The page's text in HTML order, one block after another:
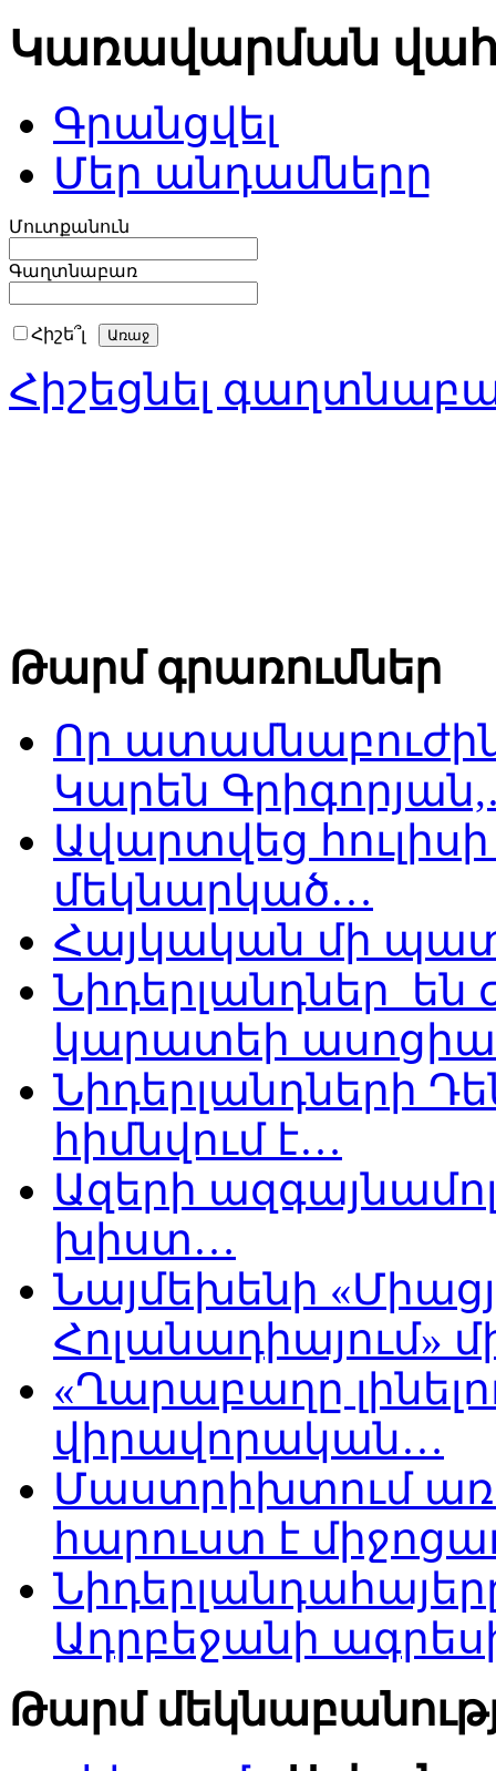
Կառավարման
Գրանցվել
Մեր անդամները
Մուտքանուն
Գաղտնաբառ
Հիշե՞լ
Հիշեցնել
Թարմ գրառումներ
Որ
Կարեն
Ավարտվեց
մեկնարկած…
Հայկական մի
Նիդերլանդներ
կարատեի
Նիդերլանդների
հիմնվում է…
Ազերի
խիստ…
Նայմեխենի
Հոլանադիայում»
«Ղարաբաղը
վիրավորական…
Մաստրիխտում
հարուստ է
Ադրբեջանի
Թարմ